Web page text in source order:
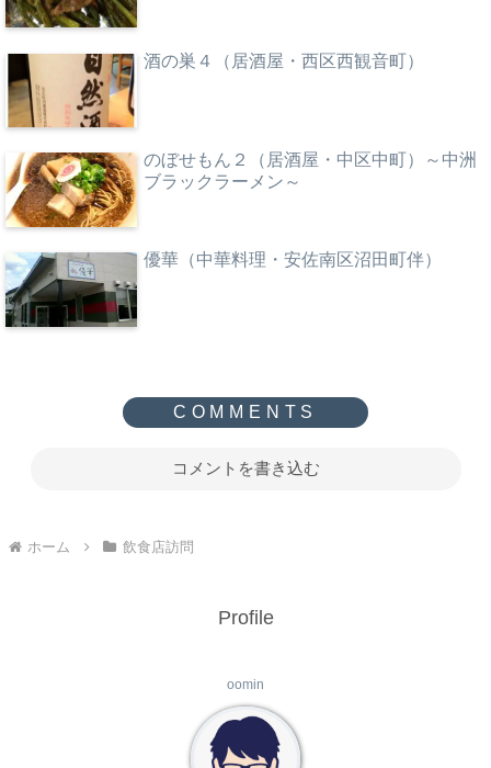
酒の巣４（居酒屋・西区西観音町）
のぼせもん２（居酒屋・中区中町）～中洲
ブラックラーメン～
優華（中華料理・安佐南区沼田町伴）
コメントを書き込む
ホーム 飲食店訪問
Profile
oomin